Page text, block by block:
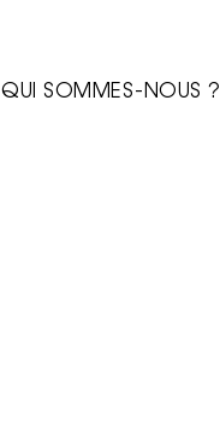
QUI SOMMES-NOUS ?